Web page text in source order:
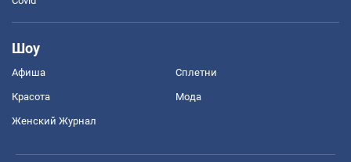
Шоу
Афиша Сплетни
Красота Мода
Женский Журнал